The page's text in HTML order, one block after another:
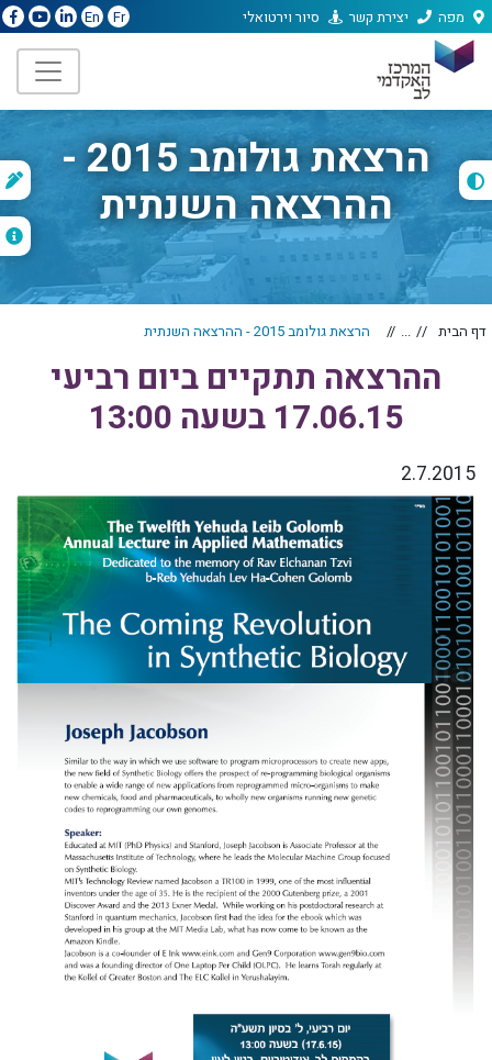
מפה יצירת קשר סיור וירטואלי Fr
En
הרצאת גולומב 2015 -
ההרצאה השנתית
דף הבית ... הרצאת גולומב 2015 - ההרצאה השנתית
ההרצאה תתקיים ביום רביעי
17.06.15 בשעה 13:00
2.7.2015